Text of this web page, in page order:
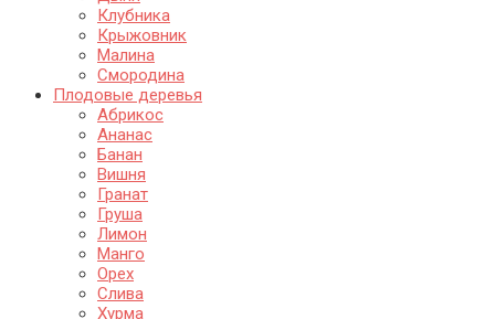
Клубника
Крыжовник
Малина
Смородина
Плодовые деревья
Абрикос
Ананас
Банан
Вишня
Гранат
Груша
Лимон
Манго
Орех
Слива
Хурма